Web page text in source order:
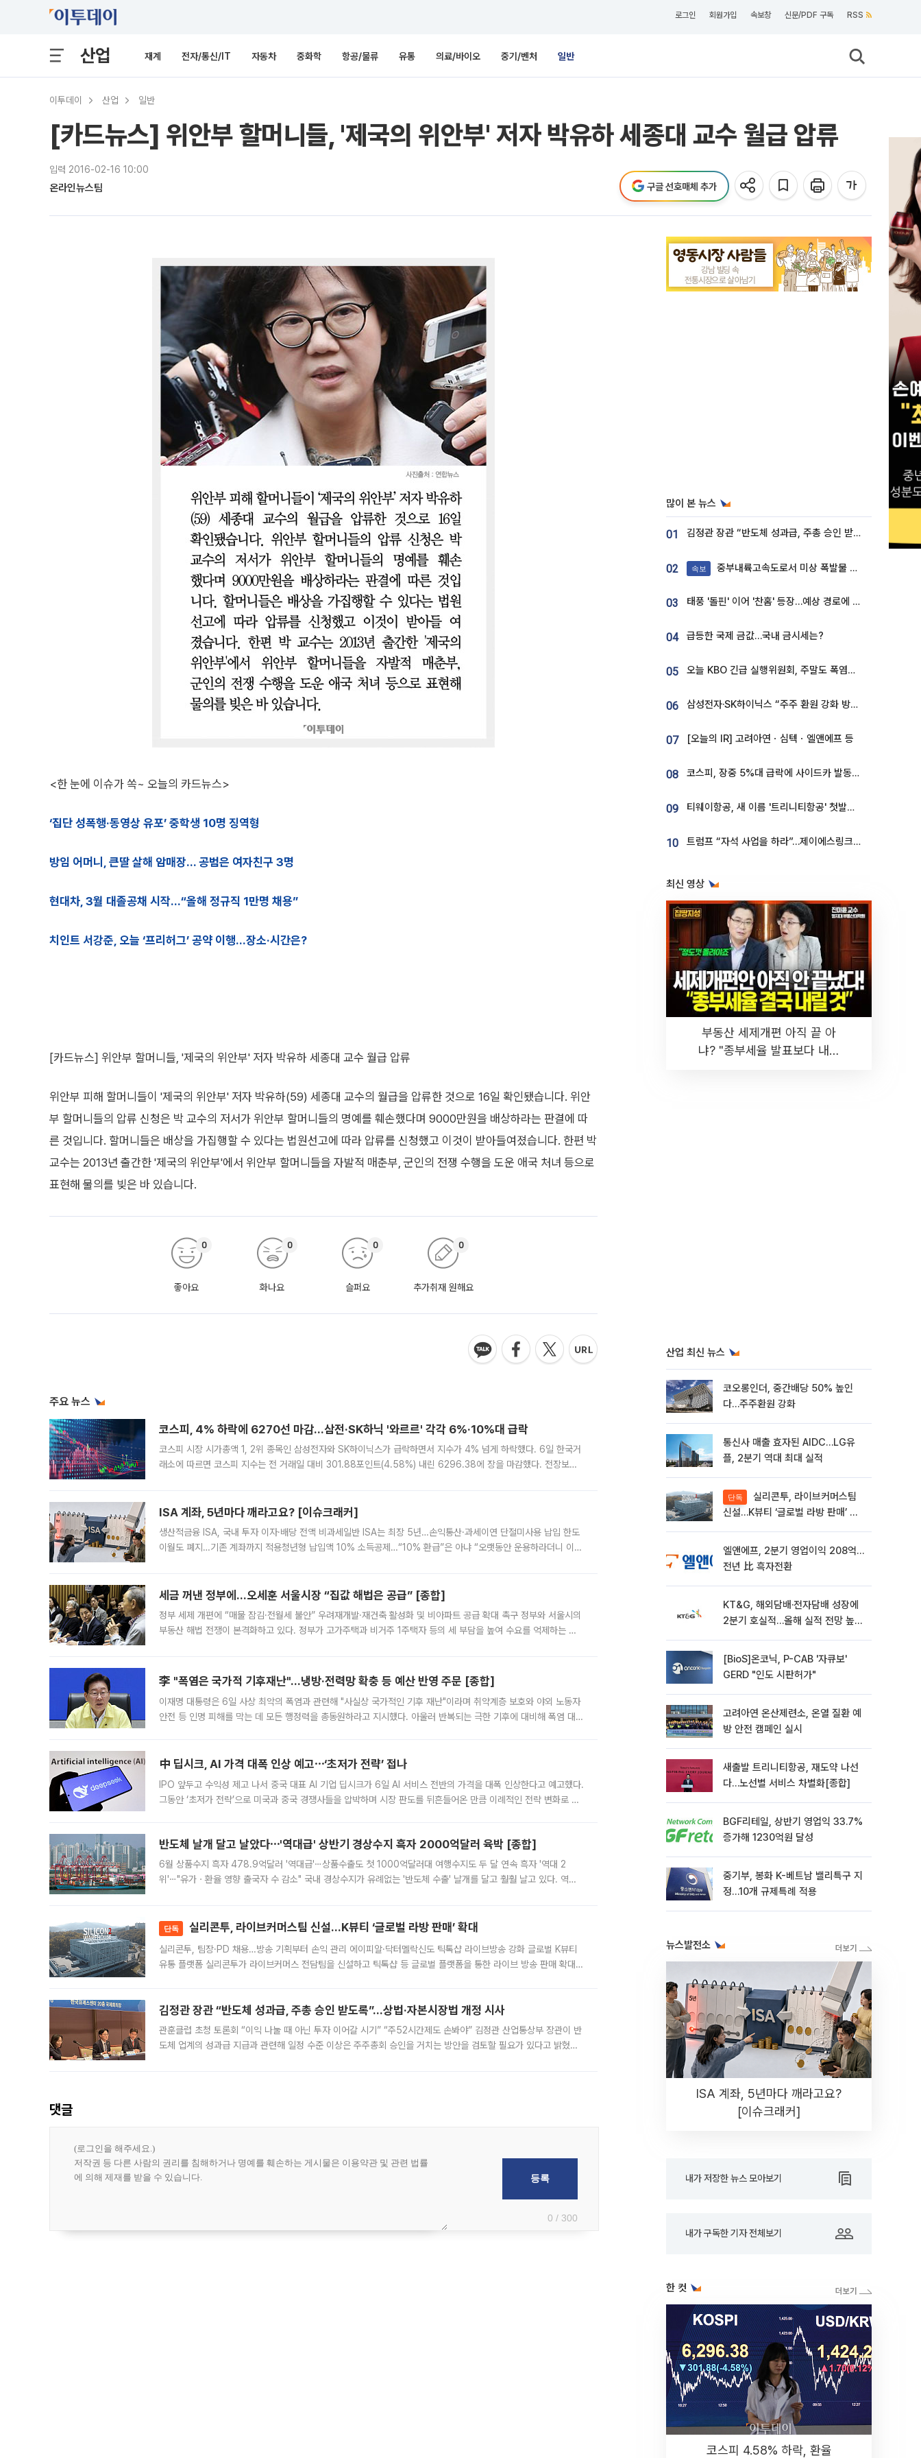
로그인 회원가입 속보창 신문/PDF 구독 RSS
산업 재계 전자/통신/IT 자동차 중화학 항공/물류 유통 의료/바이오 중기/벤처 일반
이투데이 산업 일반
[카드뉴스] 위안부 할머니들, '제국의 위안부' 저자 박유하 세종대 교수 월급 압류
입력 2016-02-16 10:00
온라인뉴스팀 구글 선호매체 추가
<한 눈에 이슈가 쏙~ 오늘의 카드뉴스>
‘집단 성폭행·동영상 유포’ 중학생 10명 징역형
방임 어머니, 큰딸 살해 암매장… 공범은 여자친구 3명
현대차, 3월 대졸공채 시작…“올해 정규직 1만명 채용”
치인트 서강준, 오늘 ‘프리허그’ 공약 이행…장소·시간은?
[카드뉴스] 위안부 할머니들, '제국의 위안부' 저자 박유하 세종대 교수 월급 압류
위안부 피해 할머니들이 '제국의 위안부' 저자 박유하(59) 세종대 교수의 월급을 압류한 것으로 16일 확인됐습니다. 위안
부 할머니들의 압류 신청은 박 교수의 저서가 위안부 할머니들의 명예를 훼손했다며 9000만원을 배상하라는 판결에 따
른 것입니다. 할머니들은 배상을 가집행할 수 있다는 법원선고에 따라 압류를 신청했고 이것이 받아들여졌습니다. 한편 박
교수는 2013년 출간한 '제국의 위안부'에서 위안부 할머니들을 자발적 매춘부, 군인의 전쟁 수행을 도운 애국 처녀 등으로
표현해 물의를 빚은 바 있습니다.
좋아요
0
화나요
0
슬퍼요
0
추가취재 원해요
0
주요 뉴스
코스피, 4% 하락에 6270선 마감…삼전·SK하닉 '와르르' 각각 6%·10%대 급락
코스피 시장 시가총액 1, 2위 종목인 삼성전자와 SK하이닉스가 급락하면서 지수가 4% 넘게 하락했다. 6일 한국거
래소에 따르면 코스피 지수는 전 거래일 대비 301.88포인트(4.58%) 내린 6296.38에 장을 마감했다. 전장보다
ISA 계좌, 5년마다 깨라고요? [이슈크래커]
생산적금융 ISA, 국내 투자 이자·배당 전액 비과세일반 ISA는 최장 5년…손익통산·과세이연 단절미사용 납입 한도
이월도 폐지…기존 계좌까지 적용청년형 납입액 10% 소득공제…“10% 환급”은 아냐 “오랫동안 운용하라더니 이제
세금 꺼낸 정부에…오세훈 서울시장 “집값 해법은 공급” [종합]
정부 세제 개편에 “매물 잠김·전월세 불안” 우려재개발·재건축 활성화 및 비아파트 공급 확대 촉구 정부와 서울시의
부동산 해법 전쟁이 본격화하고 있다. 정부가 고가주택과 비거주 1주택자 등의 세 부담을 높여 수요를 억제하는 카
李 "폭염은 국가적 기후재난"…냉방·전력망 확충 등 예산 반영 주문 [종합]
이재명 대통령은 6일 사상 최악의 폭염과 관련해 "사실상 국가적인 기후 재난"이라며 취약계층 보호와 야외 노동자
안전 등 인명 피해를 막는 데 모든 행정력을 총동원하라고 지시했다. 아울러 반복되는 극한 기후에 대비해 폭염 대응
中 딥시크, AI 가격 대폭 인상 예고⋯‘초저가 전략’ 접나
IPO 앞두고 수익성 제고 나서 중국 대표 AI 기업 딥시크가 6일 AI 서비스 전반의 가격을 대폭 인상한다고 예고했다.
그동안 ‘초저가 전략’으로 미국과 중국 경쟁사들을 압박하며 시장 판도를 뒤흔들어온 만큼 이례적인 전략 변화로 평
반도체 날개 달고 날았다⋯'역대급' 상반기 경상수지 흑자 2000억달러 육박 [종합]
6월 상품수지 흑자 478.9억달러 '역대급'⋯상품수출도 첫 1000억달러대 여행수지도 두 달 연속 흑자 '역대 2
위'⋯"유가ㆍ환율 영향 출국자 수 감소" 국내 경상수지가 유례없는 '반도체 수출' 날개를 달고 훨훨 날고 있다. 역대
단독 실리콘투, 라이브커머스팀 신설…K뷰티 ‘글로벌 라방 판매’ 확대
실리콘투, 팀장·PD 채용…방송 기획부터 손익 관리 에이피알·닥터멜락신도 틱톡샵 라이브방송 강화 글로벌 K뷰티
유통 플랫폼 실리콘투가 라이브커머스 전담팀을 신설하고 틱톡샵 등 글로벌 플랫폼을 통한 라이브 방송 판매 확대에
김정관 장관 “반도체 성과급, 주총 승인 받도록”…상법·자본시장법 개정 시사
관훈클럽 초청 토론회 “이익 나눌 때 아닌 투자 이어갈 시기” “주52시간제도 손봐야” 김정관 산업통상부 장관이 반
도체 업계의 성과급 지급과 관련해 일정 수준 이상은 주주총회 승인을 거치는 방안을 검토할 필요가 있다고 밝혔다.
댓글
0 / 300
많이 본 뉴스
01 김정관 장관 “반도체 성과급, 주총 승인 받도록”…상법·자본시장법 개정 시사
02 속보 중부내륙고속도로서 미상 폭발물 발견
03 태풍 '돌핀' 이어 '찬홈' 등장…예상 경로에 한국 '한숨'
04 급등한 국제 금값…국내 금시세는?
05 오늘 KBO 긴급 실행위원회, 주말도 폭염취소 될까
06 삼성전자·SK하이닉스 “주주 환원 강화 방안 마련”
07 [오늘의 IR] 고려아연ㆍ심텍ㆍ엘앤에프 등
08 코스피, 장중 5%대 급락에 사이드카 발동…삼성·SK 동반 폭락
09 티웨이항공, 새 이름 '트리니티항공' 첫발…SSC 전략 본격화
10 트럼프 “자석 사업을 하라”…제이에스링크, 비중국 영구자석 공급망 구축 속도
최신 영상
부동산 세제개편 아직 끝 아
냐? "종부세율 발표보다 내릴
산업 최신 뉴스
코오롱인더, 중간배당 50% 높인
다…주주환원 강화
통신사 매출 효자된 AIDC…LG유
플, 2분기 역대 최대 실적
단독
신설…K뷰티 ‘글로벌 라방 판매’ 확
엘앤에프, 2분기 영업이익 208억…
전년 比 흑자전환
KT&G, 해외담배·전자담배 성장에
2분기 호실적…올해 실적 전망 높였
[BioS]온코닉, P-CAB '자큐보'
GERD "인도 시판허가"
고려아연 온산제련소, 온열 질환 예
방 안전 캠페인 실시
새출발 트리니티항공, 재도약 나선
다…노선별 서비스 차별화[종합]
BGF리테일, 상반기 영업익 33.7%
증가해 1230억원 달성
중기부, 봉화 K-베트남 밸리특구 지
정…10개 규제특례 적용
뉴스발전소
ISA 계좌, 5년마다 깨라고요?
[이슈크래커]
내가 저장한 뉴스 모아보기
내가 구독한 기자 전체보기
한 컷
코스피 4.58% 하락, 환율